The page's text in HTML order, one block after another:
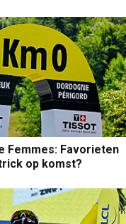
Femmes: Favorieten
op komst?